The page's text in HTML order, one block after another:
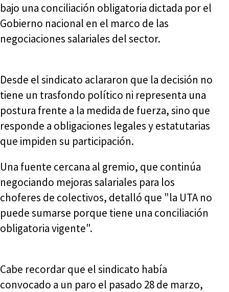
bajo una conciliación obligatoria dictada por el
Gobierno nacional en el marco de las
negociaciones salariales del sector.
Desde el sindicato aclararon que la decisión no
tiene un trasfondo político ni representa una
postura frente a la medida de fuerza, sino que
responde a obligaciones legales y estatutarias
que impiden su participación.
Una fuente cercana al gremio, que continúa
negociando mejoras salariales para los
choferes de colectivos, detalló que "la UTA no
puede sumarse porque tiene una conciliación
obligatoria vigente".
Cabe recordar que el sindicato había
convocado a un paro el pasado 28 de marzo,